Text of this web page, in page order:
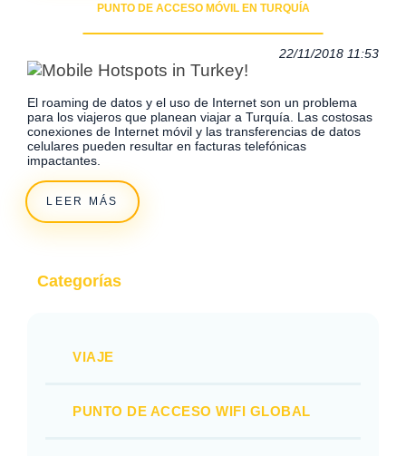
PUNTO DE ACCESO MÓVIL EN TURQUÍA
22/11/2018 11:53
El roaming de datos y el uso de Internet son un problema
para los viajeros que planean viajar a Turquía. Las costosas
conexiones de Internet móvil y las transferencias de datos
celulares pueden resultar en facturas telefónicas
impactantes.
LEER MÁS
Categorías
VIAJE
PUNTO DE ACCESO WIFI GLOBAL